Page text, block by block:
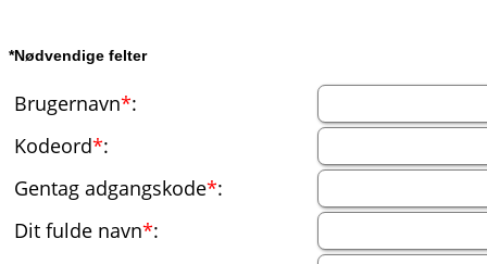
*Nødvendige felter
Brugernavn*:
Kodeord*:
Gentag adgangskode*:
Dit fulde navn*: